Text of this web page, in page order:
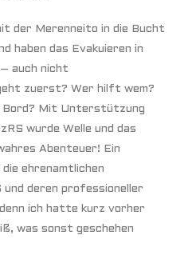
der Merenneito in die Bucht
haben das Evakuieren in
auch nicht
zuerst? Wer hilft wem?
Bord? Mit Unterstützung
wurde Welle und das
Abenteuer! Ein
die ehrenamtlichen
und deren professioneller
ich hatte kurz vorher
was sonst geschehen